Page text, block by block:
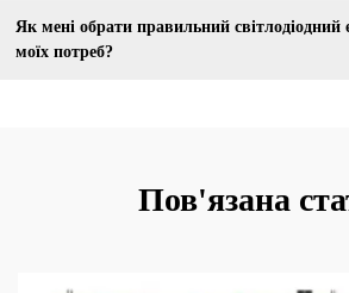
Як мені обрати правильний світлодіодний
моїх потреб?
Пов'язана